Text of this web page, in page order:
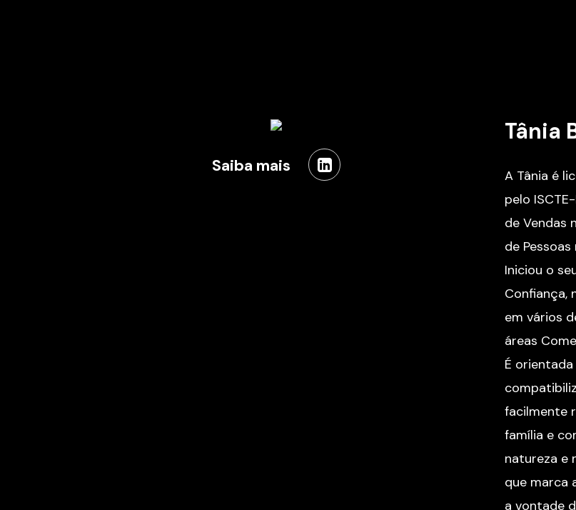
Saiba mais
Tânia
A Tânia é
pelo
de Vendas
de Pessoas
Iniciou o
Confiança,
em vários
áreas
É
facilmente
família e
natureza e
que marca
a vontade